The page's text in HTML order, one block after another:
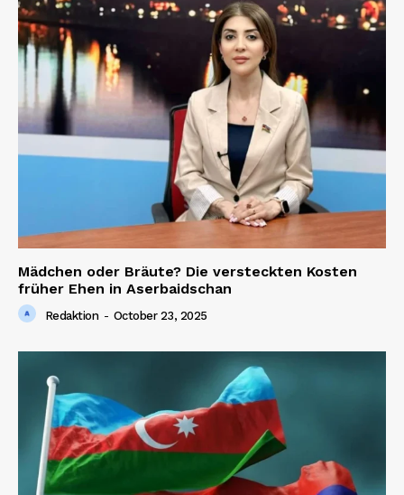
Mädchen oder Bräute? Die versteckten Kosten
früher Ehen in Aserbaidschan
Redaktion - October 23, 2025